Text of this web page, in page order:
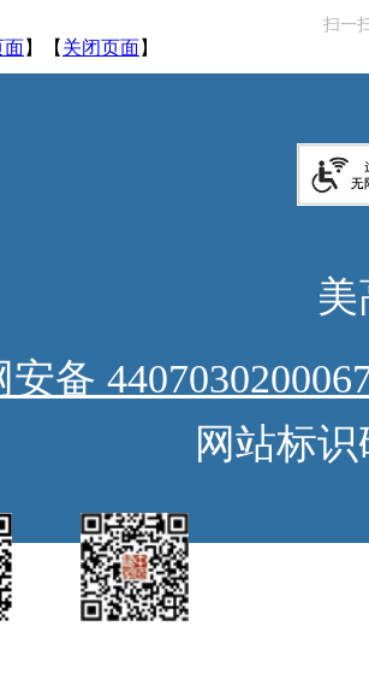
扫一
面】【 关闭页面】
美
备
网站标识